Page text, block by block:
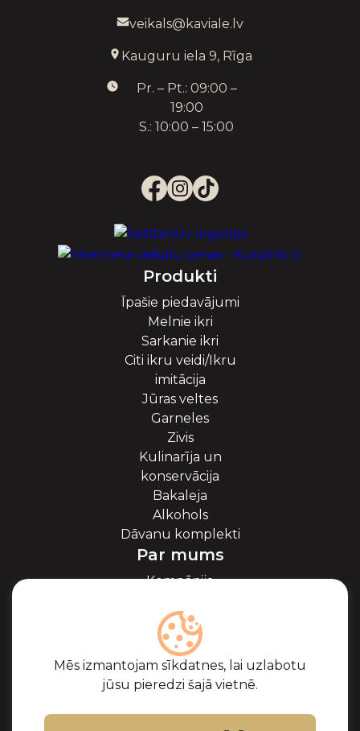
Mēs izmantojam sīkdatnes, lai uzlabotu
jūsu pieredzi šajā vietnē.
veikals@kaviale.lv
Kauguru iela 9, Rīga
Pr. – Pt.: 09:00 –
19:00
S.: 10:00 – 15:00
Produkti
Īpašie piedavājumi
Melnie ikri
Sarkanie ikri
Citi ikru veidi/Ikru
imitācija
Jūras veltes
Garneles
Zivis
Kulinarīja un
konservācija
Bakaleja
Alkohols
Dāvanu komplekti
Par mums
Kompānija
Blogs
Sadarbība
Partneri
Sertifikāti
Biežāk uzdotie
jautājumi